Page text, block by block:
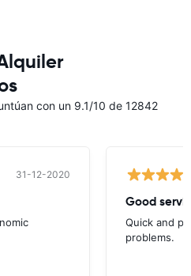
con un 9.1/10 de 12842
31-12-2020
Good
Quick and
problems.